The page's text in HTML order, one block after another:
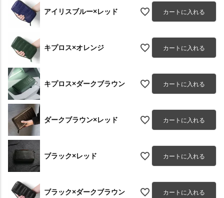
アイリスブルー×レッド カートに入れる
キプロス×オレンジ カートに入れる
キプロス×ダークブラウン カートに入れる
ダークブラウン×レッド カートに入れる
ブラック×レッド カートに入れる
ブラック×ダークブラウン カートに入れる